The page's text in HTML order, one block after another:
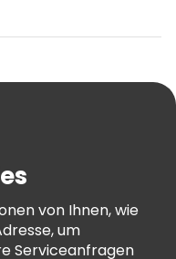
von Ihnen, wie
um
Serviceanfragen